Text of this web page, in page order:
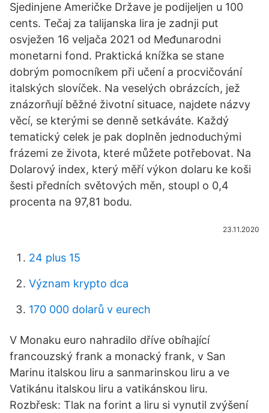
Sjedinjene Američke Države je podijeljen u 100
cents. Tečaj za talijanska lira je zadnji put
osvježen 16 veljača 2021 od Međunarodni
monetarni fond. Praktická knížka se stane
dobrým pomocníkem při učení a procvičování
italských slovíček. Na veselých obrázcích, jež
znázorňují běžné životní situace, najdete názvy
věcí, se kterými se denně setkáváte. Každý
tematický celek je pak doplněn jednoduchými
frázemi ze života, které můžete potřebovat. Na
Dolarový index, který měří výkon dolaru ke koši
šesti předních světových měn, stoupl o 0,4
procenta na 97,81 bodu.
23.11.2020
24 plus 15
Význam krypto dca
170 000 dolarů v eurech
V Monaku euro nahradilo dříve obíhající
francouzský frank a monacký frank, v San
Marinu italskou liru a sanmarinskou liru a ve
Vatikánu italskou liru a vatikánskou liru.
Rozbřesk: Tlak na forint a liru si vynutil zvýšení